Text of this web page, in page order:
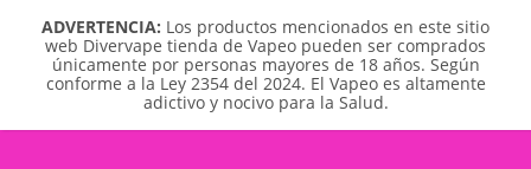
ADVERTENCIA: Los productos mencionados en este sitio
web Divervape tienda de Vapeo pueden ser comprados
únicamente por personas mayores de 18 años. Según
conforme a la Ley 2354 del 2024. El Vapeo es altamente
adictivo y nocivo para la Salud.